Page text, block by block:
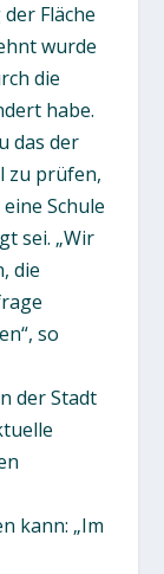
Fläche
wurde
die
habe.
das der
zu prüfen,
Schule
sei. „Wir
die
so
der Stadt
kann: „Im